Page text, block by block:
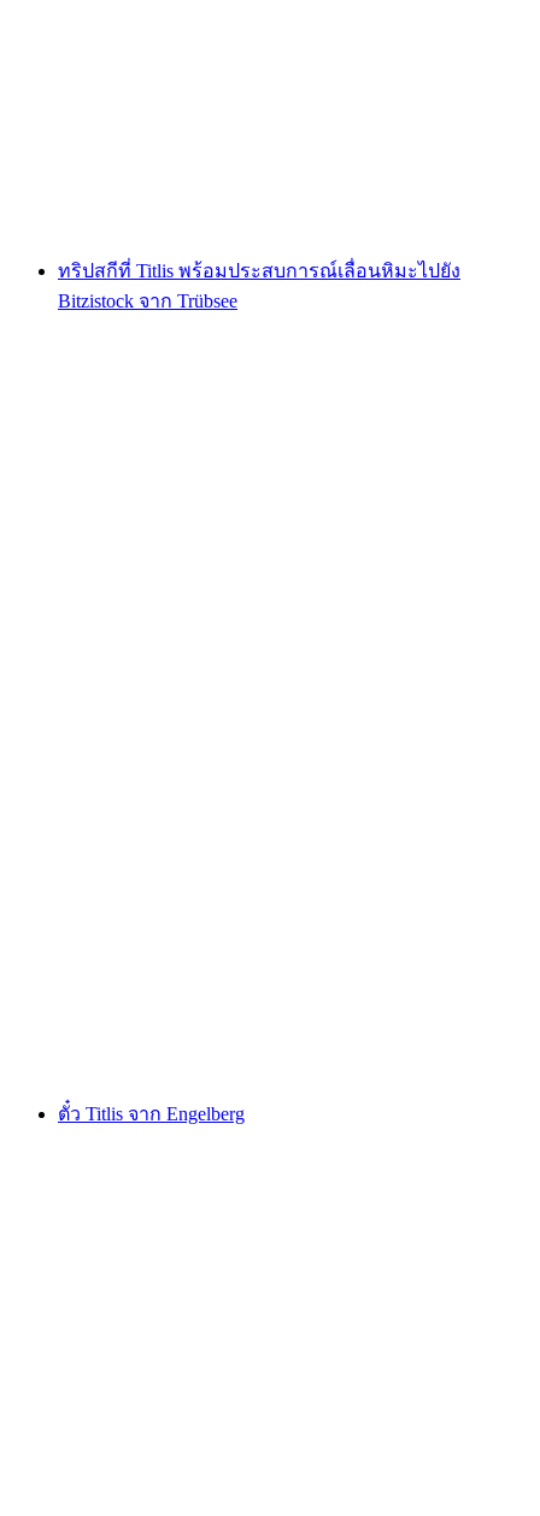
ทริปสกีที่ Titlis พร้อมประสบการณ์เลื่อนหิมะไปยัง
Bitzistock จาก Trübsee
ตั๋ว Titlis จาก Engelberg